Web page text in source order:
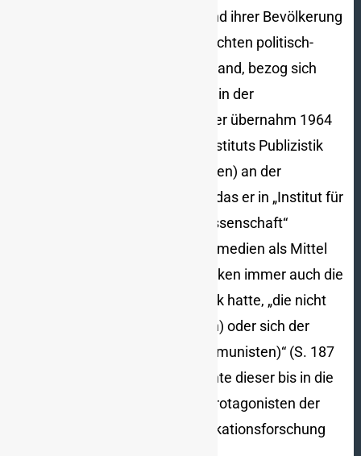
südosteuropäischen Staaten und ihrer Bevölkerung
in den von Deutschland beherrschten politisch-
ökonomischen Großraum“ verstand, bezog sich
sein wissenschaftliches Wirken in der
Bundesrepublik Deutschland – er übernahm 1964
als Professor die Leitung des Instituts Publizistik
(vormals Zeitungswissenschaften) an der
Universität Erlangen-Nürnberg, das er in „Institut für
Politik- und Kommunikationswissenschaft“
umbenannte – auf die „Massenmedien als Mittel
der Integration“, wobei sein Denken immer auch die
Ausgrenzung derjenigen im Blick hatte, „die nicht
integriert werden sollten (Juden) oder sich der
‚Integration‘ widersetzten (Kommunisten)“ (S. 187
f.). Heinelts Studie zur Geschichte dieser bis in die
Gegenwart hinein wirksamen Protagonisten der
Public-Relations- und Kommunikationsforschung